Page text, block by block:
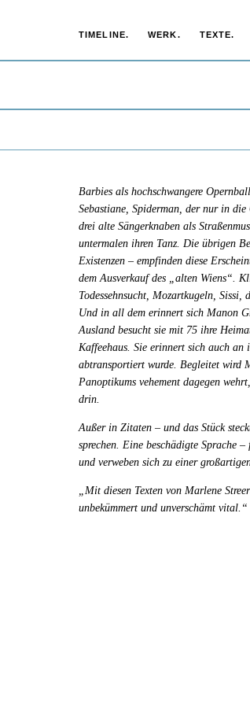
TIMELINE. WERK. TEXTE.
Barbies als hochschwangere
Sebastiane, Spiderman, der nur in
drei alte Sängerknaben als
untermalen ihren Tanz. Die übrigen
Existenzen – empfinden diese
dem Ausverkauf des „alten Wiens“.
Todessehnsucht, Mozartkugeln,
Und in all dem erinnert sich Manon
Ausland besucht sie mit 75 ihre
Kaffeehaus. Sie erinnert sich auch
abtransportiert wurde. Begleitet wird
Panoptikums vehement dagegen
drin.
Außer in Zitaten – und das Stück
sprechen. Eine beschädigte Sprache
und verweben sich zu einer
„Mit diesen Texten von Marlene
unbekümmert und unverschämt